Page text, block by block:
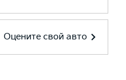
Оцените свой авто